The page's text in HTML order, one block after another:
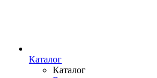
Каталог
Каталог